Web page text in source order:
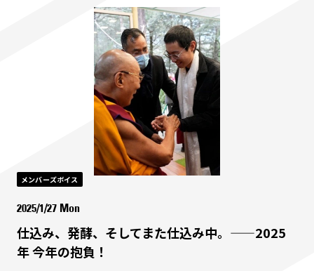
メンバーズボイス
2025/1/27 Mon
仕込み、発酵、そしてまた仕込み中。——2025
年 今年の抱負！